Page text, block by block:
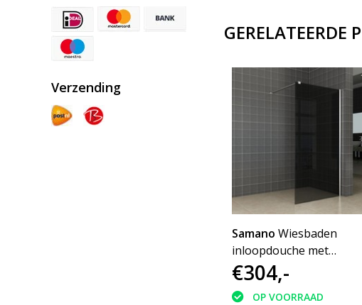
Verzending
GERELATEERDE
Samano Wiesbaden
inloopdouche met
muurprofiel 900x2000
10mm NANO rookglas
€304,-
OP VOORRAAD